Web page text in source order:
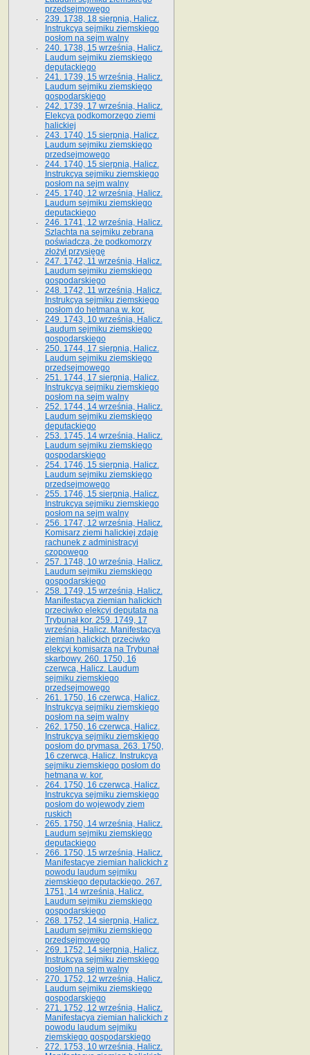
przedsejmowego
239. 1738, 18 sierpnia, Halicz.
Instrukcya sejmiku ziemskiego
posłom na sejm walny
240. 1738, 15 września, Halicz.
Laudum sejmiku ziemskiego
deputackiego
241. 1739, 15 września, Halicz.
Laudum sejmiku ziemskiego
gospodarskiego
242. 1739, 17 września, Halicz.
Elekcya podkomorzego ziemi
halickiej
243. 1740, 15 sierpnia, Halicz.
Laudum sejmiku ziemskiego
przedsejmowego
244. 1740, 15 sierpnia, Halicz.
Instrukcya sejmiku ziemskiego
posłom na sejm walny
245. 1740, 12 września, Halicz.
Laudum sejmiku ziemskiego
deputackiego
246. 1741, 12 września, Halicz.
Szlachta na sejmiku zebrana
poświadcza, że podkomorzy
złożył przysięgę
247. 1742, 11 września, Halicz.
Laudum sejmiku ziemskiego
gospodarskiego
248. 1742, 11 września, Halicz.
Instrukcya sejmiku ziemskiego
posłom do hetmana w. kor.
249. 1743, 10 września, Halicz.
Laudum sejmiku ziemskiego
gospodarskiego
250. 1744, 17 sierpnia, Halicz.
Laudum sejmiku ziemskiego
przedsejmowego
251. 1744, 17 sierpnia, Halicz.
Instrukcya sejmiku ziemskiego
posłom na sejm walny
252. 1744, 14 września, Halicz.
Laudum sejmiku ziemskiego
deputackiego
253. 1745, 14 września, Halicz.
Laudum sejmiku ziemskiego
gospodarskiego
254. 1746, 15 sierpnia, Halicz.
Laudum sejmiku ziemskiego
przedsejmowego
255. 1746, 15 sierpnia, Halicz.
Instrukcya sejmiku ziemskiego
posłom na sejm walny
256. 1747, 12 września, Halicz.
Komisarz ziemi halickiej zdaje
rachunek z administracyi
czopowego
257. 1748, 10 września, Halicz.
Laudum sejmiku ziemskiego
gospodarskiego
258. 1749, 15 września, Halicz.
Manifestacya ziemian halickich
przeciwko elekcyi deputata na
Trybunał kor. 259. 1749, 17
września, Halicz. Manifestacya
ziemian halickich przeciwko
elekcyi komisarza na Trybunał
skarbowy. 260. 1750, 16
czerwca, Halicz. Laudum
sejmiku ziemskiego
przedsejmowego
261. 1750, 16 czerwca, Halicz.
Instrukcya sejmiku ziemskiego
posłom na sejm walny
262. 1750, 16 czerwca, Halicz.
Instrukcya sejmiku ziemskiego
posłom do prymasa. 263. 1750,
16 czerwca, Halicz. Instrukcya
sejmiku ziemskiego posłom do
hetmana w. kor.
264. 1750, 16 czerwca, Halicz.
Instrukcya sejmiku ziemskiego
posłom do wojewody ziem
ruskich
265. 1750, 14 września, Halicz.
Laudum sejmiku ziemskiego
deputackiego
266. 1750, 15 września, Halicz.
Manifestacye ziemian halickich z
powodu laudum sejmiku
ziemskiego deputackiego. 267.
1751, 14 września, Halicz.
Laudum sejmiku ziemskiego
gospodarskiego
268. 1752, 14 sierpnia, Halicz.
Laudum sejmiku ziemskiego
przedsejmowego
269. 1752, 14 sierpnia, Halicz.
Instrukcya sejmiku ziemskiego
posłom na sejm walny
270. 1752, 12 września, Halicz.
Laudum sejmiku ziemskiego
gospodarskiego
271. 1752, 12 września, Halicz.
Manifestacya ziemian halickich z
powodu laudum sejmiku
ziemskiego gospodarskiego
272. 1753, 10 września, Halicz.